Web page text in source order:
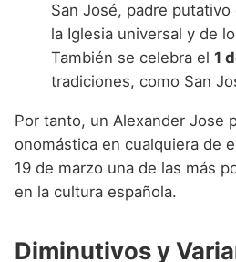
San José, padre
la Iglesia universal y de
También se celebra el 1
tradiciones, como San
Por tanto, un Alexander Jose
onomástica en cualquiera de
19 de marzo una de las más
en la cultura española.
Diminutivos y